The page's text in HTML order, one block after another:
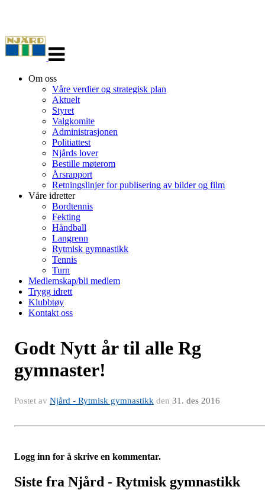
navigasjon
Om oss
Våre verdier og strategisk plan
Aktuelt
Styret
Valgkomite
Administrasjonen
Politiattest
Njårds lover
Bestille møterom
Årsrapport
Retningslinjer for publisering av bilder og film
Våre idretter
Bordtennis
Fekting
Håndball
Langrenn
Rytmisk gymnastikk
Tennis
Turn
Medlemskap/bli medlem
Trygg idrett
Klubbtøy
Kontakt oss
Godt Nytt år til alle Rg
gymnaster!
Postet av Njård - Rytmisk gymnastikk den 31. des 2016
Logg inn for å skrive en kommentar.
Siste fra Njård - Rytmisk gymnastikk